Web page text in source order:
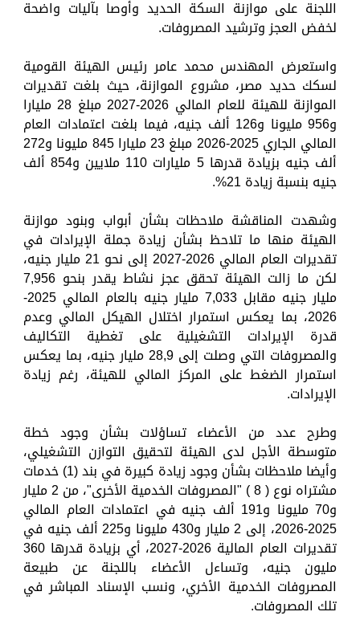
اللجنة على موازنة السكة الحديد وأوصا بآليات واضحة
لخفض العجز وترشيد المصروفات.
واستعرض المهندس محمد عامر رئيس الهيئة القومية
لسكك حديد مصر، مشروع الموازنة، حيث بلغت تقديرات
الموازنة للهيئة للعام المالي 2026-2027 مبلغ 28 مليارا
و956 مليونا و126 ألف جنيه، فيما بلغت اعتمادات العام
المالي الجاري 2025-2026 مبلغ 23 مليارا 845 مليونا و272
ألف جنيه بزيادة قدرها 5 مليارات 110 ملايين و854 ألف
جنيه بنسبة زيادة 21%.
وشهدت المناقشة ملاحظات بشأن أبواب وبنود موازنة
الهيئة منها ما تلاحظ بشأن زيادة جملة الإيرادات في
تقديرات العام المالي 2026-2027 إلى نحو 21 مليار جنيه،
لكن ما زالت الهيئة تحقق عجز نشاط يقدر بنحو 7,956
مليار جنيه مقابل 7,033 مليار جنيه بالعام المالي 2025-
2026، بما يعكس استمرار اختلال الهيكل المالي وعدم
قدرة الإيرادات التشغيلية على تغطية التكاليف
والمصروفات التي وصلت إلى 28,9 مليار جنيه، بما يعكس
استمرار الضغط على المركز المالي للهيئة، رغم زيادة
الإيرادات.
وطرح عدد من الأعضاء تساؤلات بشأن وجود خطة
متوسطة الأجل لدى الهيئة لتحقيق التوازن التشغيلي،
وأيضا ملاحظات بشأن وجود زيادة كبيرة في بند (1) خدمات
مشتراه نوع ( 8 ) "المصروفات الخدمية الأخرى"، من 2 مليار
و70 مليونا و191 ألف جنيه في اعتمادات العام المالي
2025-2026، إلى 2 مليار و430 مليونا و225 ألف جنيه في
تقديرات العام المالية 2026-2027، أي بزيادة قدرها 360
مليون جنيه، وتساءل الأعضاء باللجنة عن طبيعة
المصروفات الخدمية الأخري، ونسب الإسناد المباشر في
تلك المصروفات.